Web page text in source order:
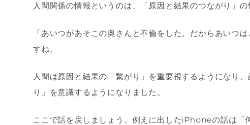
人間関係の情報というのは、「原因と結果のつながり」の
「あいつがあそこの奥さんと不倫をした。だからあいつ
すね。
人間は原因と結果の「繋がり」を重要視するようになり
り」を意識するようになりました。
ここで話を戻しましょう。例えに出したiPhoneの話は「